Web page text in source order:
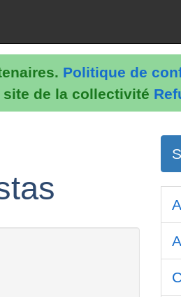
Politique de
de la collectivité